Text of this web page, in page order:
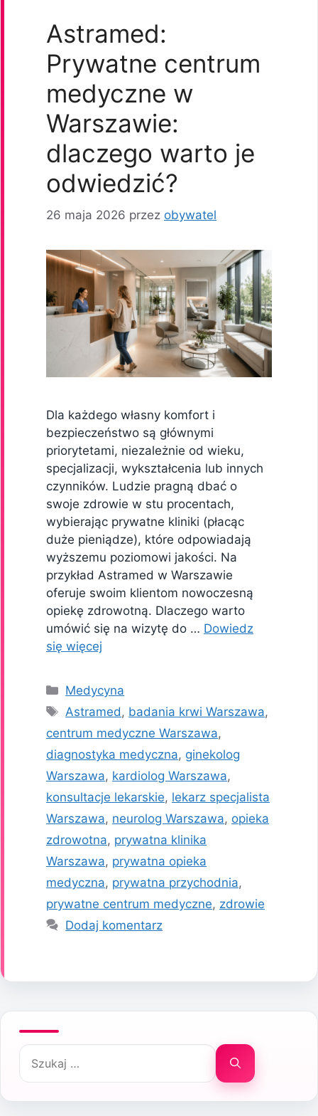
Astramed:
Prywatne centrum
medyczne w
Warszawie:
dlaczego warto je
odwiedzić?
26 maja 2026 przez obywatel
Dla każdego własny komfort i
bezpieczeństwo są głównymi
priorytetami, niezależnie od wieku,
specjalizacji, wykształcenia lub innych
czynników. Ludzie pragną dbać o
swoje zdrowie w stu procentach,
wybierając prywatne kliniki (płacąc
duże pieniądze), które odpowiadają
wyższemu poziomowi jakości. Na
przykład Astramed w Warszawie
oferuje swoim klientom nowoczesną
opiekę zdrowotną. Dlaczego warto
umówić się na wizytę do … Dowiedz
się więcej
Kategorie
Medycyna
Tagi
Astramed , badania krwi Warszawa,
centrum medyczne Warszawa,
diagnostyka medyczna, ginekolog
Warszawa, kardiolog Warszawa,
konsultacje lekarskie, lekarz specjalista
Warszawa, neurolog Warszawa, opieka
zdrowotna, prywatna klinika
Warszawa, prywatna opieka
medyczna, prywatna przychodnia,
prywatne centrum medyczne, zdrowie
Dodaj komentarz
Szukaj: